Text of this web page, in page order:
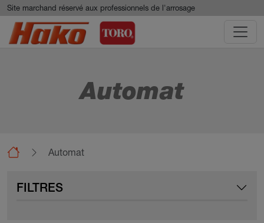
Aller au contenu principal
Site marchand réservé aux professionnels de l'arrosage
Automat
Automat
FILTRES
Panneau de gestion des cookies